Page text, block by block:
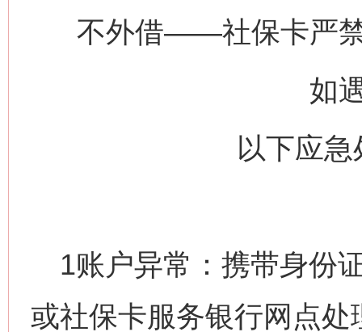
不外借——社保卡严
如
以下应
1账户异常：携带身份
或社保卡服务银行网点
这是一记警钟！ 谢